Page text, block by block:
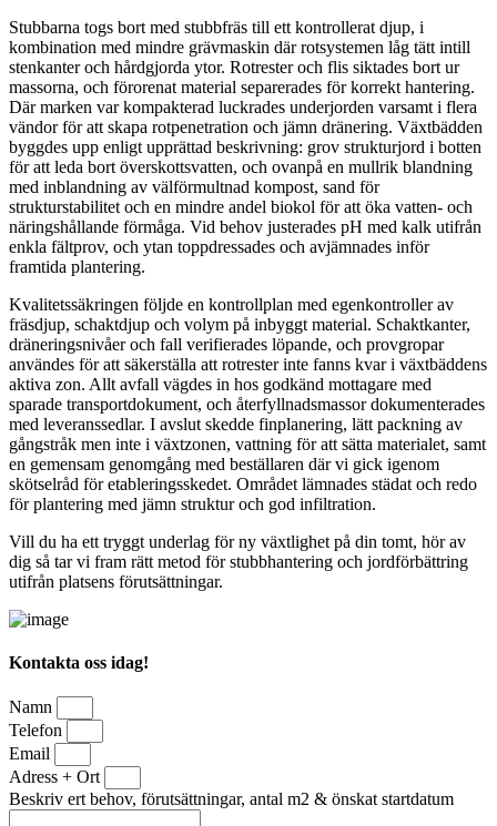
Stubbarna togs bort med stubbfräs till ett kontrollerat djup, i
kombination med mindre grävmaskin där rotsystemen låg tätt intill
stenkanter och hårdgjorda ytor. Rotrester och flis siktades bort ur
massorna, och förorenat material separerades för korrekt hantering.
Där marken var kompakterad luckrades underjorden varsamt i flera
vändor för att skapa rotpenetration och jämn dränering. Växtbädden
byggdes upp enligt upprättad beskrivning: grov strukturjord i botten
för att leda bort överskottsvatten, och ovanpå en mullrik blandning
med inblandning av välförmultnad kompost, sand för
strukturstabilitet och en mindre andel biokol för att öka vatten- och
näringshållande förmåga. Vid behov justerades pH med kalk utifrån
enkla fältprov, och ytan toppdressades och avjämnades inför
framtida plantering.
Kvalitetssäkringen följde en kontrollplan med egenkontroller av
fräsdjup, schaktdjup och volym på inbyggt material. Schaktkanter,
dräneringsnivåer och fall verifierades löpande, och provgropar
användes för att säkerställa att rotrester inte fanns kvar i växtbäddens
aktiva zon. Allt avfall vägdes in hos godkänd mottagare med
sparade transportdokument, och återfyllnadsmassor dokumenterades
med leveranssedlar. I avslut skedde finplanering, lätt packning av
gångstråk men inte i växtzonen, vattning för att sätta materialet, samt
en gemensam genomgång med beställaren där vi gick igenom
skötselråd för etableringsskedet. Området lämnades städat och redo
för plantering med jämn struktur och god infiltration.
Vill du ha ett tryggt underlag för ny växtlighet på din tomt, hör av
dig så tar vi fram rätt metod för stubbhantering och jordförbättring
utifrån platsens förutsättningar.
Kontakta oss idag!
Namn
Telefon
Email
Adress + Ort
Beskriv ert behov, förutsättningar, antal m2 & önskat startdatum